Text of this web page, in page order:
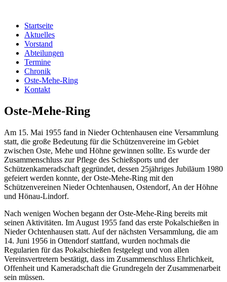
Startseite
Aktuelles
Vorstand
Abteilungen
Termine
Chronik
Oste-Mehe-Ring
Kontakt
Oste-Mehe-Ring
Am 15. Mai 1955 fand in Nieder Ochtenhausen eine Versammlung
statt, die große Bedeutung für die Schützenvereine im Gebiet
zwischen Oste, Mehe und Höhne gewinnen sollte. Es wurde der
Zusammenschluss zur Pflege des Schießsports und der
Schützenkameradschaft gegründet, dessen 25jähriges Jubiläum 1980
gefeiert werden konnte, der Oste-Mehe-Ring mit den
Schützenvereinen Nieder Ochtenhausen, Ostendorf, An der Höhne
und Hönau-Lindorf.
Nach wenigen Wochen begann der Oste-Mehe-Ring bereits mit
seinen Aktivitäten. Im August 1955 fand das erste Pokalschießen in
Nieder Ochtenhausen statt. Auf der nächsten Versammlung, die am
14. Juni 1956 in Ottendorf stattfand, wurden nochmals die
Regularien für das Pokalschießen festgelegt und von allen
Vereinsvertretern bestätigt, dass im Zusammenschluss Ehrlichkeit,
Offenheit und Kameradschaft die Grundregeln der Zusammenarbeit
sein müssen.